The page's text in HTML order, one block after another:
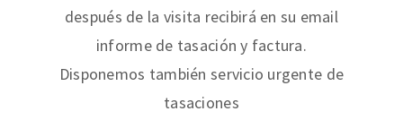
después de la visita recibirá en su email
informe de tasación y factura.
Disponemos también servicio urgente de
tasaciones